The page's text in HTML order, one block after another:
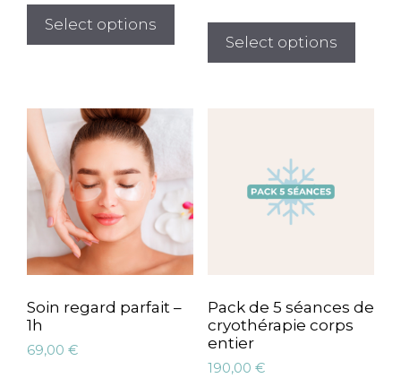
prix :
10,00 €
à
Select options
produit
a
plusieurs
Les
être
choisies
sur
la
produit
Select options
Soin regard parfait –
1h
69,00 €
Pack de 5 séances de
cryothérapie corps
entier
190,00 €